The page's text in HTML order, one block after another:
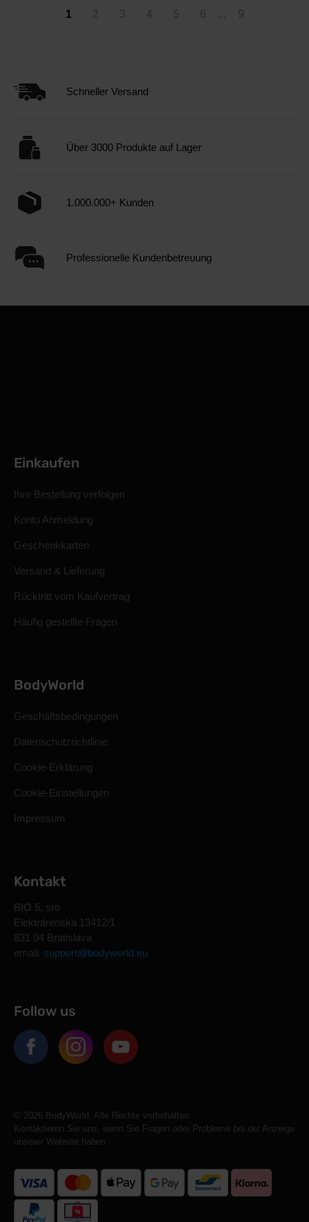
1 2 3 4 5 6 ... 9
Schneller Versand
Über 3000 Produkte auf Lager
1.000.000+ Kunden
Professionelle Kundenbetreuung
Einkaufen
Ihre Bestellung verfolgen
Konto Anmeldung
Geschenkkarten
Versand & Lieferung
Rücktritt vom Kaufvertrag
Häufig gestellte Fragen
BodyWorld
Geschäftsbedingungen
Datenschutzrichtlinie
Cookie-Erklärung
Cookie-Einstellungen
Impressum
Kontakt
BIO 5, sro
Elektrárenská 13412/1
831 04 Bratislava
email: support@bodyworld.eu
Follow us
© 2026 BodyWorld. Alle Rechte vorbehalten.
Kontaktieren Sie uns, wenn Sie Fragen oder Probleme bei der Anzeige
unserer Website haben